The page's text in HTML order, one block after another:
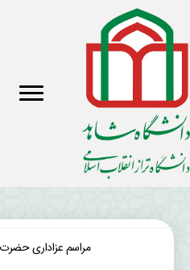
مراسم عزاداری